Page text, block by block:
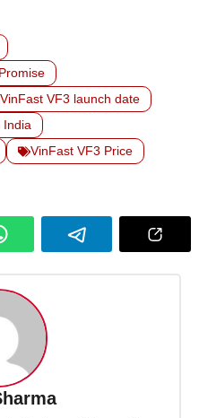
VinFast VF3 launch date
India
VinFast VF3 Price